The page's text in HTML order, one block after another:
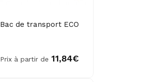
Bac de transport ECO
Prix à partir de 11,84€